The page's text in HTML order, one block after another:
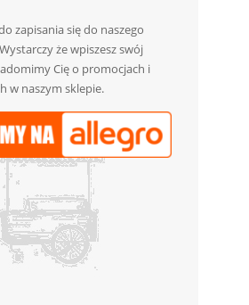
zapisania się do naszego
że wpiszesz swój
Cię o promocjach i
w naszym sklepie.